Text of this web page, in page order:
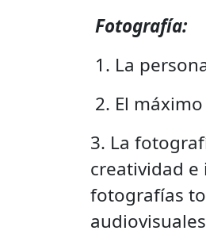
Fotografía:
1. La
2. El
3. La
creatividad
fotografías